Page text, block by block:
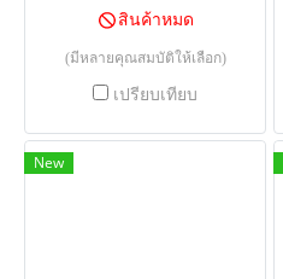
สินค้าหมด
(มีหลายคุณสมบัติให้เลือก)
เปรียบเทียบ
New